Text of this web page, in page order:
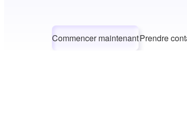
Commencer maintenantPrendre